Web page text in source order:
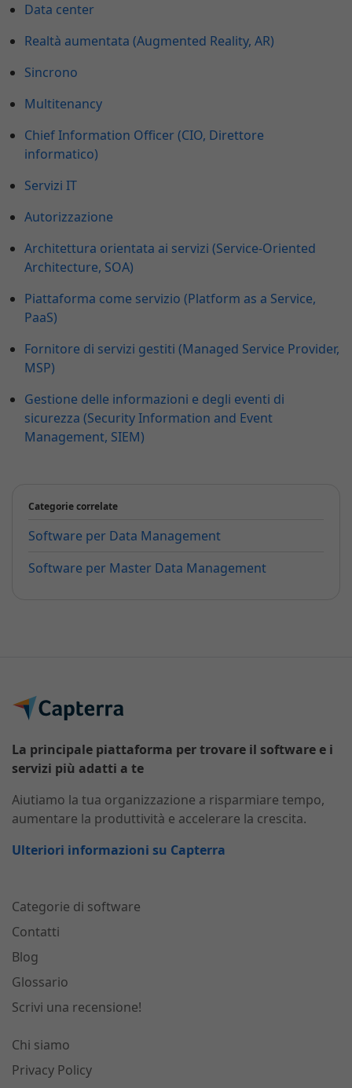
Data center
Realtà aumentata (Augmented Reality, AR)
Sincrono
Multitenancy
Chief Information Officer (CIO, Direttore
informatico)
Servizi IT
Autorizzazione
Architettura orientata ai servizi (Service-Oriented
Architecture, SOA)
Piattaforma come servizio (Platform as a Service,
PaaS)
Fornitore di servizi gestiti (Managed Service Provider,
MSP)
Gestione delle informazioni e degli eventi di
sicurezza (Security Information and Event
Management, SIEM)
Categorie correlate
Software per Data Management
Software per Master Data Management
La principale piattaforma per trovare il software e i
servizi più adatti a te
Aiutiamo la tua organizzazione a risparmiare tempo,
aumentare la produttività e accelerare la crescita.
Ulteriori informazioni su Capterra
Categorie di software
Contatti
Blog
Glossario
Scrivi una recensione!
Chi siamo
Privacy Policy